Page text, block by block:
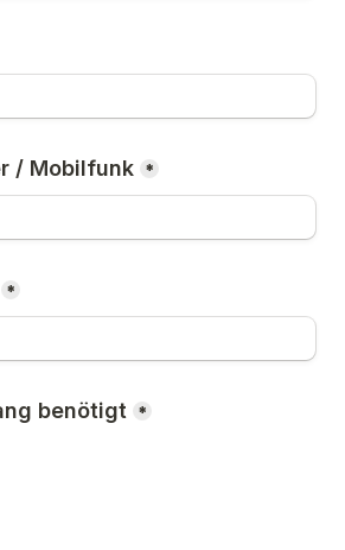
/ Mobilfunk *
*
benötigt *